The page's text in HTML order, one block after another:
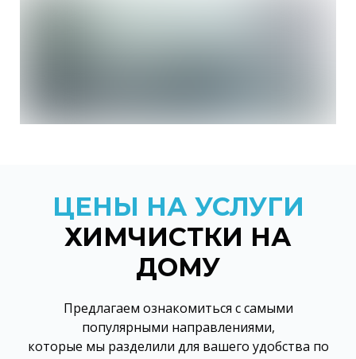
ЦЕНЫ НА УСЛУГИ
ХИМЧИСТКИ НА
ДОМУ
Предлагаем ознакомиться с самыми
популярными направлениями,
которые мы разделили для вашего удобства по